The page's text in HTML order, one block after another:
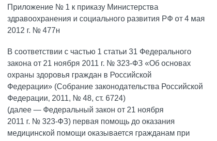
Приложение № 1 к приказу Министерства
здравоохранения и социального развития РФ от 4 мая
2012 г. № 477н
В соответствии с частью 1 статьи 31 Федерального
закона от 21 ноября 2011 г. № 323-ФЗ «Об основах
охраны здоровья граждан в Российской
Федерации» (Собрание законодательства Российской
Федерации, 2011, № 48, ст. 6724)
(далее — Федеральный закон от 21 ноября
2011 г. № 323-ФЗ) первая помощь до оказания
медицинской помощи оказывается гражданам при